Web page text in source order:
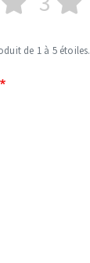
de 1 à 5 étoiles.